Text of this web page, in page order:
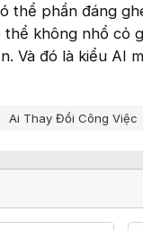
thể phần đáng
không nhổ cỏ
Và đó là kiểu AI
Ai Thay Đổi Công Việc